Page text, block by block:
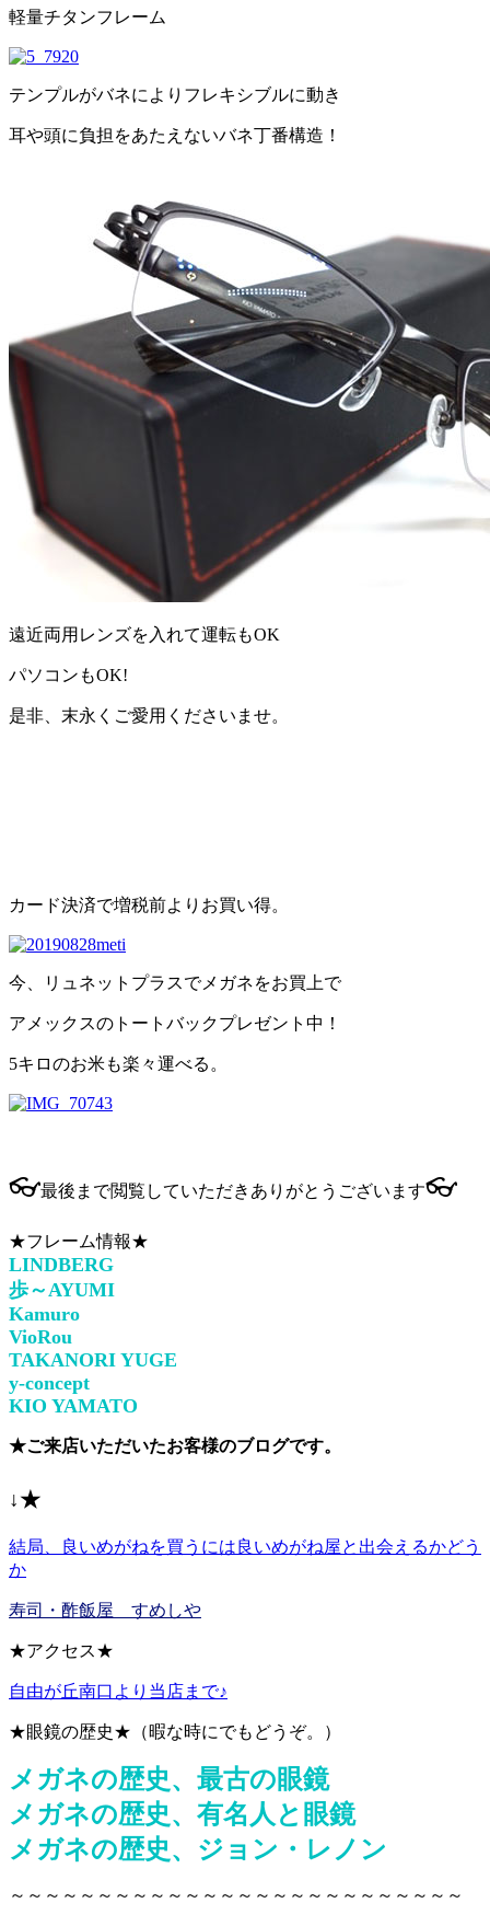
軽量チタンフレーム
テンプルがバネによりフレキシブルに動き
耳や頭に負担をあたえないバネ丁番構造！
遠近両用レンズを入れて運転もOK
パソコンもOK!
是非、末永くご愛用くださいませ。
カード決済で増税前よりお買い得。
今、リュネットプラスでメガネをお買上で
アメックスのトートバックプレゼント中！
5キロのお米も楽々運べる。
👓最後まで閲覧していただきありがとうございます👓
★フレーム情報★
LINDBERG
歩～AYUMI
Kamuro
VioRou
TAKANORI YUGE
y-concept
KIO YAMATO
★ご来店いただいたお客様のブログです。
↓★
結局、良いめがねを買うには良いめがね屋と出会えるかどう
か
寿司・酢飯屋 すめしや
★アクセス★
自由が丘南口より当店まで♪
★眼鏡の歴史★（暇な時にでもどうぞ。）
メガネの歴史、最古の眼鏡
メガネの歴史、有名人と眼鏡
メガネの歴史、ジョン・レノン
～～～～～～～～～～～～～～～～～～～～～～～～～～